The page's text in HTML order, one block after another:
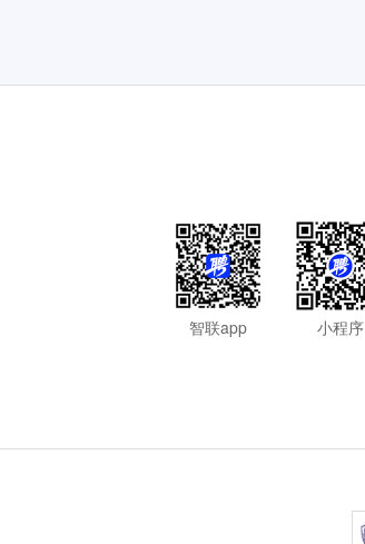
智联app 小程序